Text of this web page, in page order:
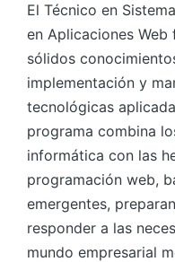
El Técnico en
en Aplicaciones
sólidos
implementación y
tecnológicas
programa combina
informática con las
programación web,
emergentes,
responder a las
mundo empresarial